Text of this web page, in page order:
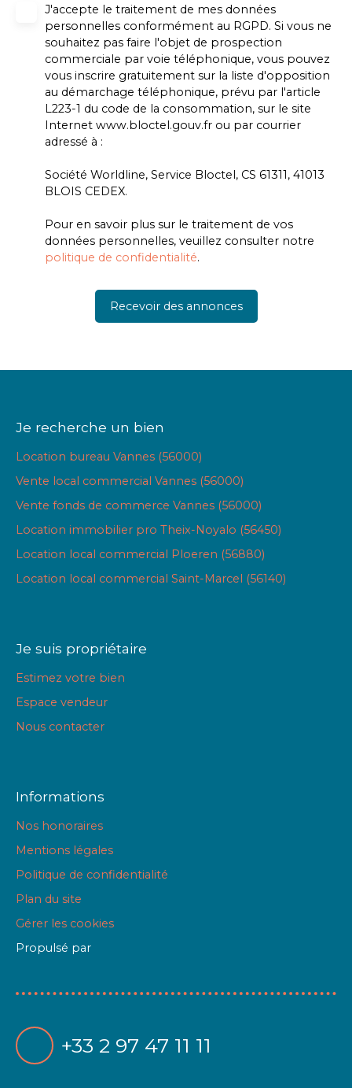
J'accepte le traitement de mes données
personnelles conformément au RGPD. Si vous ne
souhaitez pas faire l'objet de prospection
commerciale par voie téléphonique, vous pouvez
vous inscrire gratuitement sur la liste d'opposition
au démarchage téléphonique, prévu par l'article
L223-1 du code de la consommation, sur le site
Internet www.bloctel.gouv.fr ou par courrier
adressé à :
Société Worldline, Service Bloctel, CS 61311, 41013
BLOIS CEDEX.
Pour en savoir plus sur le traitement de vos
données personnelles, veuillez consulter notre
politique de confidentialité.
Recevoir des annonces
Je recherche un bien
Location bureau Vannes (56000)
Vente local commercial Vannes (56000)
Vente fonds de commerce Vannes (56000)
Location immobilier pro Theix-Noyalo (56450)
Location local commercial Ploeren (56880)
Location local commercial Saint-Marcel (56140)
Je suis propriétaire
Estimez votre bien
Espace vendeur
Nous contacter
Informations
Nos honoraires
Mentions légales
Politique de confidentialité
Plan du site
Gérer les cookies
Propulsé par
+33 2 97 47 11 11